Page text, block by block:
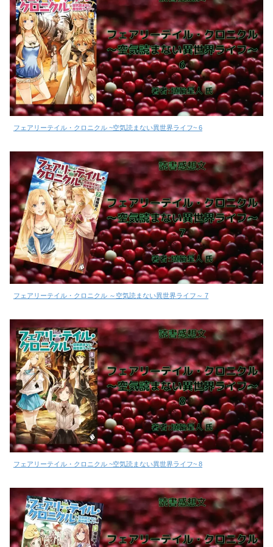
フェアリーテイル・クロニクル ~空気読まない異世界ライフ~ 6
フェアリーテイル・クロニクル ～空気読まない異世界ライフ～ 7
フェアリーテイル・クロニクル ~空気読まない異世界ライフ~ 8